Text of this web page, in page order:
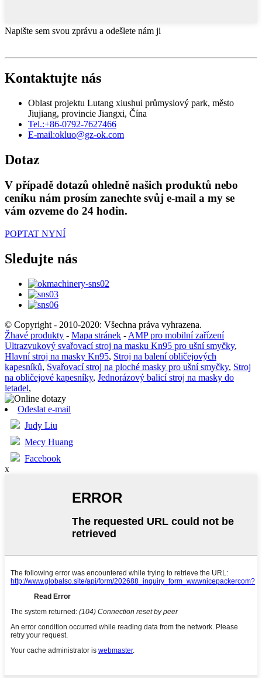
Napište sem svou zprávu a odešlete nám ji
Kontaktujte nás
Oblast projektu Lutang xiushui průmyslový park, město
Jiujiang, provincie Jiangxi, Čína
Tel.:+86-0792-7627466
E-mail:okluo@gz-ok.com
Dotaz
V případě dotazů ohledně našich produktů nebo
ceníku nám prosím zanechte svůj e-mail a my se
vám ozveme do 24 hodin.
POPTAT NYNÍ
Sledujte nás
© Copyright - 2010-2020: Všechna práva vyhrazena.
Žhavé produkty - Mapa stránek - AMP pro mobilní zařízení
Ultrazvukový svařovací stroj na masku Kn95 pro ušní smyčky,
Hlavní stroj na masky Kn95, Stroj na balení obličejových
kapesníků, Svařovací stroj na ploché masky pro ušní smyčky, Stroj
na obličejové kapesníky, Jednorázový balicí stroj na masky do
letadel,
Odeslat e-mail
Judy Liu
Mecy Huang
Facebook
x